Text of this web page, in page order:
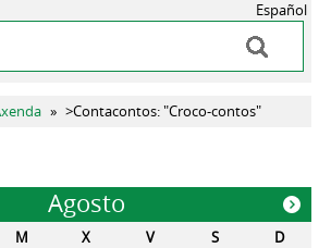
busca
Español
» >Contacontos: "Croco-contos"
Agosto »
M X V S
D